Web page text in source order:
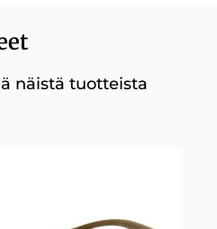
näistä tuotteista